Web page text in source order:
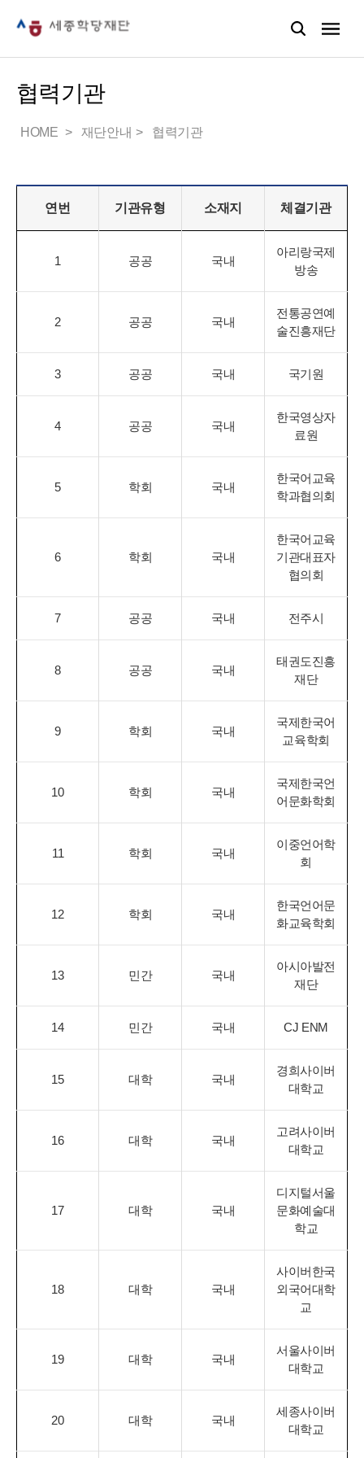
협력기관
HOME 재단안내 협력기관
연번 기관유형 소재지 체결기관
1 공공 국내
아리랑국제
방송
2 공공 국내
전통공연예
술진흥재단
3 공공 국내 국기원
4 공공 국내
한국영상자
료원
5 학회 국내
한국어교육
학과협의회
6 학회 국내
한국어교육
기관대표자
협의회
7 공공 국내 전주시
8 공공 국내
태권도진흥
재단
9 학회 국내
국제한국어
교육학회
10 학회 국내
국제한국언
어문화학회
11 학회 국내
이중언어학
회
12 학회 국내
한국언어문
화교육학회
13 민간 국내
아시아발전
재단
14 민간 국내 CJ ENM
15 대학 국내
경희사이버
대학교
16 대학 국내
고려사이버
대학교
17 대학 국내
디지털서울
문화예술대
학교
18 대학 국내
사이버한국
외국어대학
교
19 대학 국내
서울사이버
대학교
20 대학 국내
세종사이버
대학교